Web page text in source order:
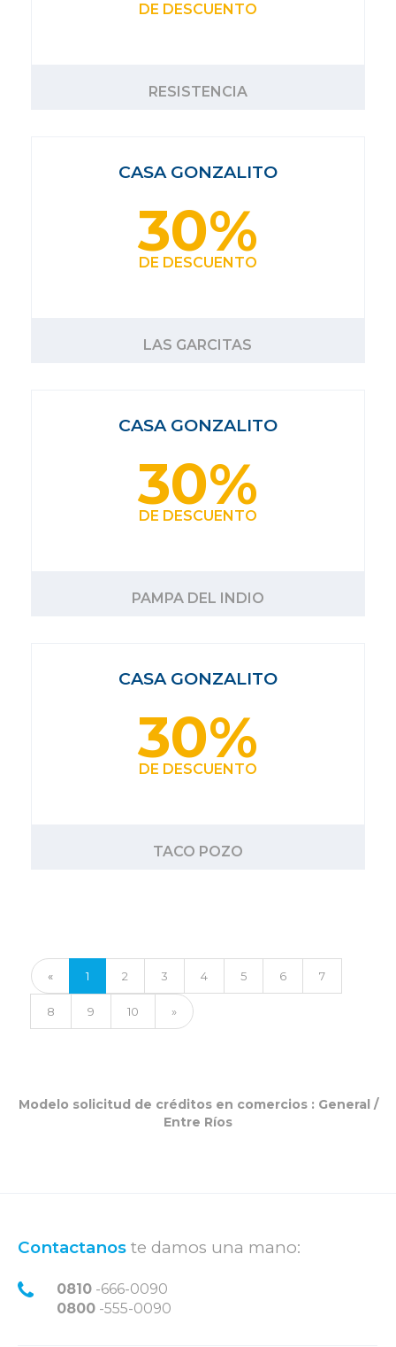
DE DESCUENTO
RESISTENCIA
CASA GONZALITO
30%
DE DESCUENTO
LAS GARCITAS
CASA GONZALITO
30%
DE DESCUENTO
PAMPA DEL INDIO
CASA GONZALITO
30%
DE DESCUENTO
TACO POZO
« 1 2 3 4 5 6 7
8 9 10 »
Modelo solicitud de créditos en comercios : General /
Entre Ríos
Contactanos te damos una mano:
0810 -666-0090
0800 -555-0090